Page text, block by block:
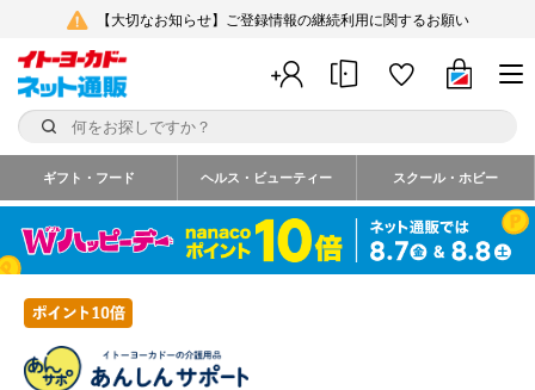
【大切なお知らせ】ご登録情報の継続利用に関するお願い
ギフト・フード ヘルス・ビューティー スクール・ホビー